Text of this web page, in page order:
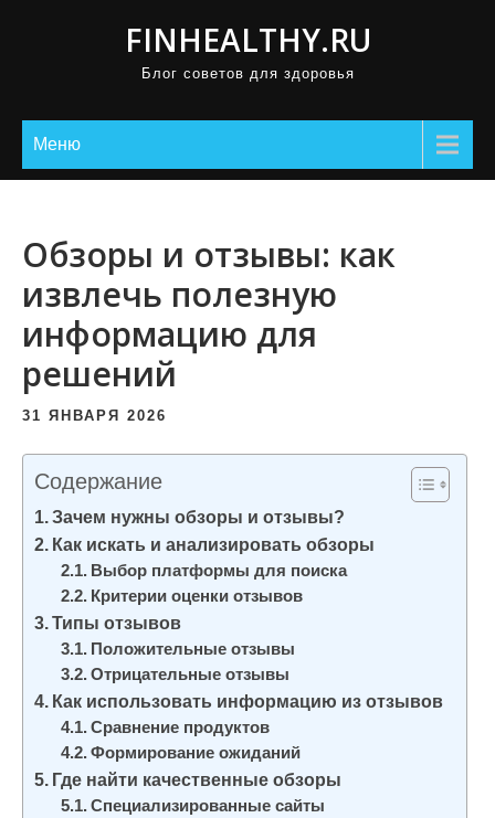
FINHEALTHY.RU
Блог советов для здоровья
Меню
Обзоры и отзывы: как
извлечь полезную
информацию для
решений
31 ЯНВАРЯ 2026
Содержание
Зачем нужны обзоры и отзывы?
Как искать и анализировать обзоры
Выбор платформы для поиска
Критерии оценки отзывов
Типы отзывов
Положительные отзывы
Отрицательные отзывы
Как использовать информацию из отзывов
Сравнение продуктов
Формирование ожиданий
Где найти качественные обзоры
Специализированные сайты